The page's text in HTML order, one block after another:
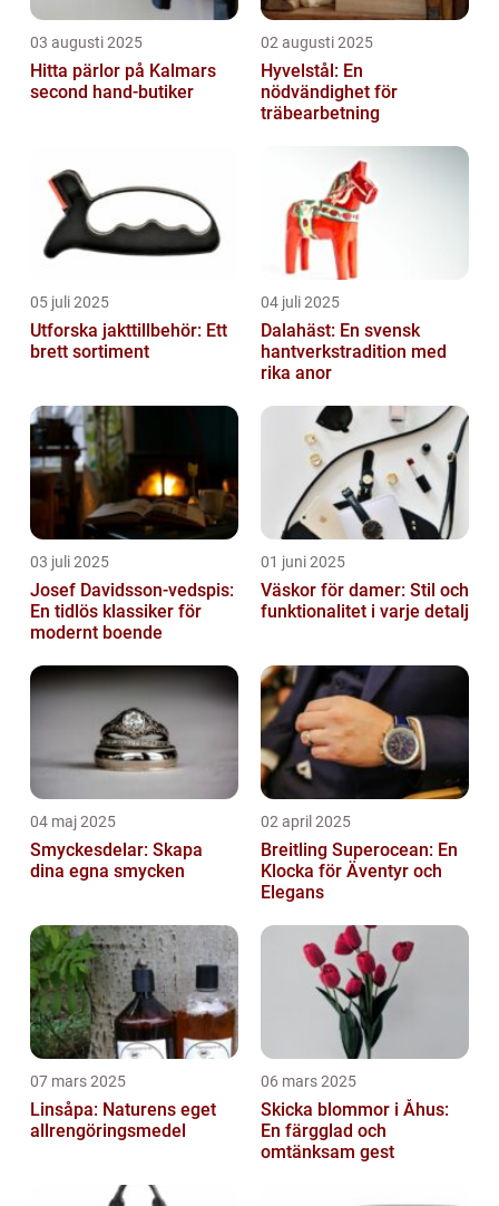
03 augusti 2025
Hitta pärlor på Kalmars
second hand-butiker
02 augusti 2025
Hyvelstål: En
nödvändighet för
träbearbetning
05 juli 2025
Utforska jakttillbehör: Ett
brett sortiment
04 juli 2025
Dalahäst: En svensk
hantverkstradition med
rika anor
03 juli 2025
Josef Davidsson-vedspis:
En tidlös klassiker för
modernt boende
01 juni 2025
Väskor för damer: Stil och
funktionalitet i varje detalj
04 maj 2025
Smyckesdelar: Skapa
dina egna smycken
02 april 2025
Breitling Superocean: En
Klocka för Äventyr och
Elegans
07 mars 2025
Linsåpa: Naturens eget
allrengöringsmedel
06 mars 2025
Skicka blommor i Åhus:
En färgglad och
omtänksam gest